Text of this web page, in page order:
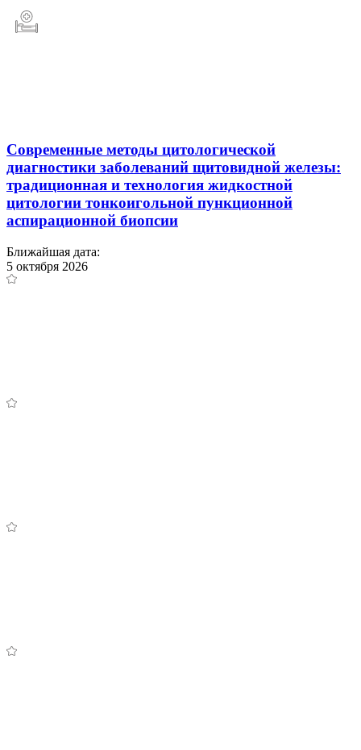
Современные методы цитологической
диагностики заболеваний щитовидной железы:
традиционная и технология жидкостной
цитологии тонкоигольной пункционной
аспирационной биопсии
Ближайшая дата:
5 октября 2026